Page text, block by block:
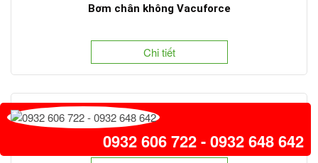
Bơm chân không Vacuforce
Chi tiết
Máy bơm ly tâm CEG dạng cánh quạt
0932 606 722 - 0932 648 642